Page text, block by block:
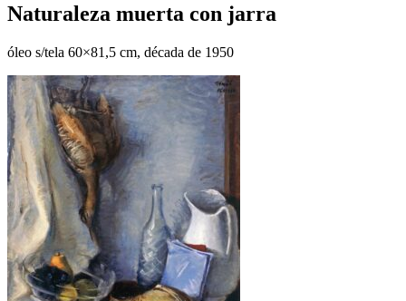
Naturaleza muerta con jarra
óleo s/tela 60×81,5 cm, década de 1950